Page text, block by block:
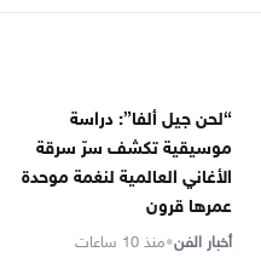
“لحن جيل ألفا”: دراسة
موسيقية تكشف سرّ سرقة
الأغاني العالمية لنغمة موحدة
عمرها قرون
أخبار الفن•منذ 10 ساعات